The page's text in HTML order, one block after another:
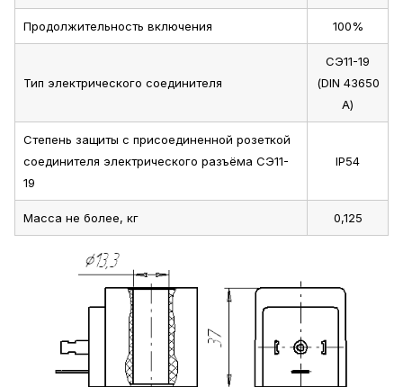
Продолжительность включения 100%
Тип электрического соединителя
СЭ11-19
(DIN 43650
А)
Степень защиты с присоединенной розеткой
соединителя электрического разъёма СЭ11-
19
IP54
Масса не более, кг 0,125